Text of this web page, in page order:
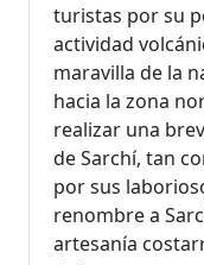
turistas por su
actividad
maravilla de la
hacia la zona
realizar una
de Sarchí, tan
por sus
renombre a
artesanía